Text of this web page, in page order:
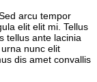
arcu tempor
elit elit mi. Tellus
tellus ante lacinia
nunc elit
dis amet convallis